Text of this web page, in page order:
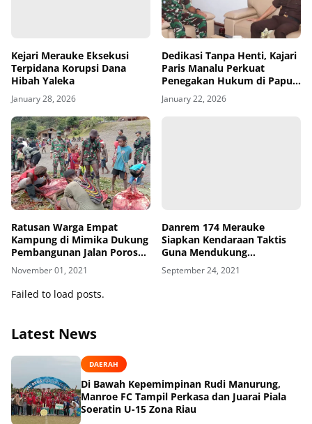
Kejari Merauke Eksekusi
Terpidana Korupsi Dana
Hibah Yaleka
January 28, 2026
Dedikasi Tanpa Henti, Kajari
Paris Manalu Perkuat
Penegakan Hukum di Papua
Selatan
January 22, 2026
Ratusan Warga Empat
Kampung di Mimika Dukung
Pembangunan Jalan Poros
Banti - Arwanop
November 01, 2021
Danrem 174 Merauke
Siapkan Kendaraan Taktis
Guna Mendukung
Pengamanan PON XX Di
Merauke
September 24, 2021
Failed to load posts.
Latest News
DAERAH
Di Bawah Kepemimpinan Rudi Manurung,
Manroe FC Tampil Perkasa dan Juarai Piala
Soeratin U-15 Zona Riau